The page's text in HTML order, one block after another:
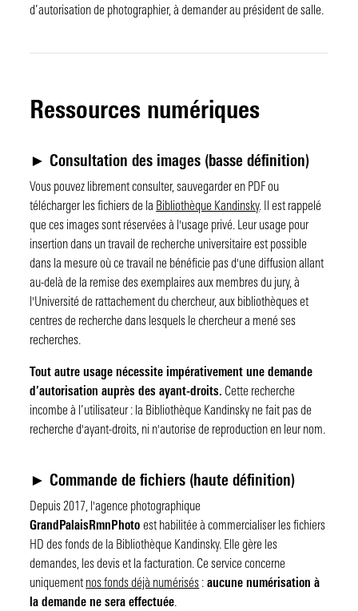
d’autorisation de photographier, à demander au président de salle.
Ressources numériques
►Consultation des images (basse définition)
Vous pouvez librement consulter, sauvegarder en PDF ou
télécharger les fichiers de la Bibliothèque Kandinsky. Il est rappelé
que ces images sont réservées à l'usage privé. Leur usage pour
insertion dans un travail de recherche universitaire est possible
dans la mesure où ce travail ne bénéficie pas d'une diffusion allant
au-delà de la remise des exemplaires aux membres du jury, à
l'Université de rattachement du chercheur, aux bibliothèques et
centres de recherche dans lesquels le chercheur a mené ses
recherches.
Tout autre usage nécessite impérativement une demande
d’autorisation auprès des ayant-droits. Cette recherche
incombe à l’utilisateur : la Bibliothèque Kandinsky ne fait pas de
recherche d'ayant-droits, ni n'autorise de reproduction en leur nom.
►Commande de fichiers (haute définition)
Depuis 2017, l'agence photographique
GrandPalaisRmnPhotoest habilitée à commercialiser les fichiers
HD des fonds de la Bibliothèque Kandinsky. Elle gère les
demandes, les devis et la facturation. Ce service concerne
uniquement nos fonds déjà numérisés : aucune numérisation à
la demande ne sera effectuée.